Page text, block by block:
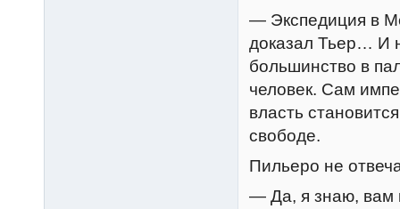
— Экспедиция в
доказал Тьер… И
большинство в
человек. Сам
власть
свободе.
Пильеро не
— Да, я знаю, вам